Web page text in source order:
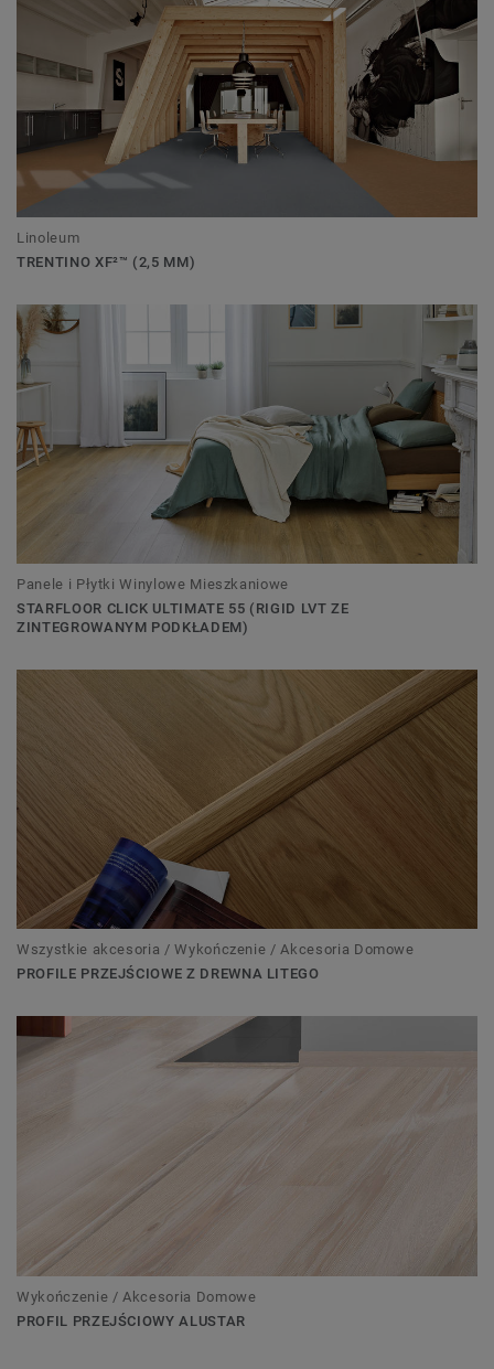
Linoleum
TRENTINO XF²™ (2,5 MM)
Panele i Płytki Winylowe Mieszkaniowe
STARFLOOR CLICK ULTIMATE 55 (RIGID LVT ZE
ZINTEGROWANYM PODKŁADEM)
Wszystkie akcesoria / Wykończenie / Akcesoria Domowe
PROFILE PRZEJŚCIOWE Z DREWNA LITEGO
Wykończenie / Akcesoria Domowe
PROFIL PRZEJŚCIOWY ALUSTAR